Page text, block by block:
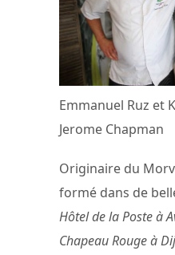
Emmanuel Ruz et
Jerome Chapman
Originaire du
formé dans de
Hôtel de la Poste à
Chapeau Rouge à